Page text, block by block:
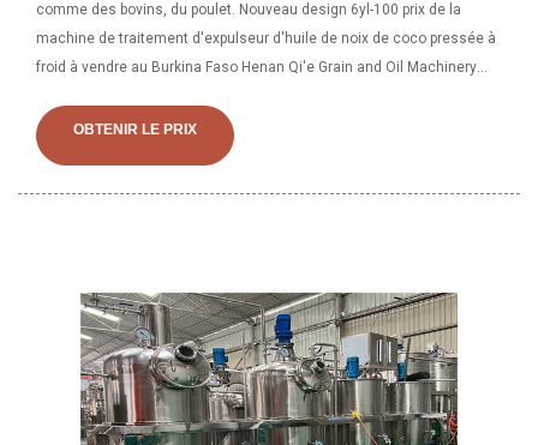
comme des bovins, du poulet. Nouveau design 6yl-100 prix de la
machine de traitement d'expulseur d'huile de noix de coco pressée à
froid à vendre au Burkina Faso Henan Qi'e Grain and Oil Machinery
OBTENIR LE PRIX